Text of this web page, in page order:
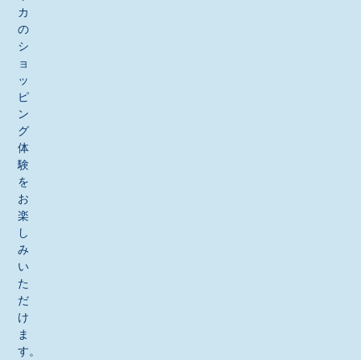
カ
の
シ
ョ
ッ
ピ
ン
グ
体
験
を
お
楽
し
み
い
た
だ
け
ま
す。